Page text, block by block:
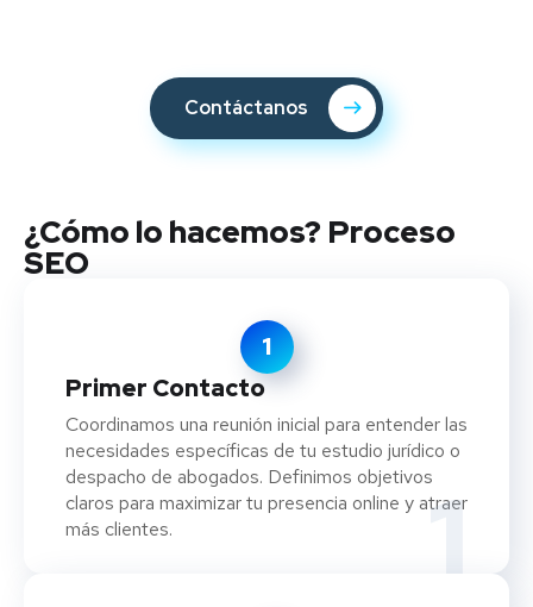
Contáctanos
¿Cómo lo hacemos? Proceso
SEO
1
1
Primer Contacto
Coordinamos una reunión inicial para entender las
necesidades específicas de tu estudio jurídico o
despacho de abogados. Definimos objetivos
claros para maximizar tu presencia online y atraer
más clientes.